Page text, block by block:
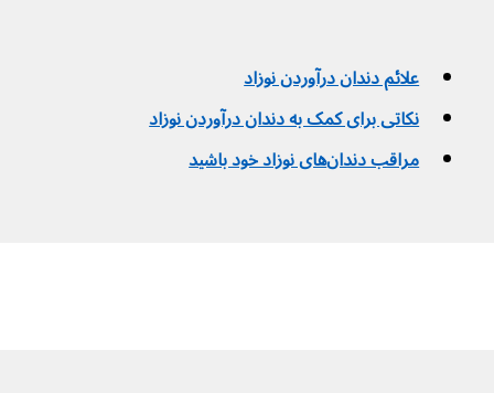
علائم دندان درآوردن نوزاد
نکاتی برای کمک به دندان درآوردن نوزاد
مراقب دندان‌های نوزاد خود باشید